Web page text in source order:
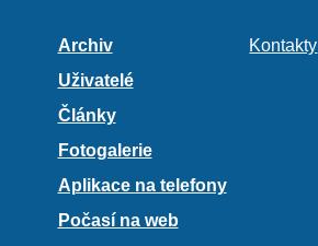
Archiv
Uživatelé
Články
Fotogalerie
Aplikace na telefony
Počasí na web
Kontakty